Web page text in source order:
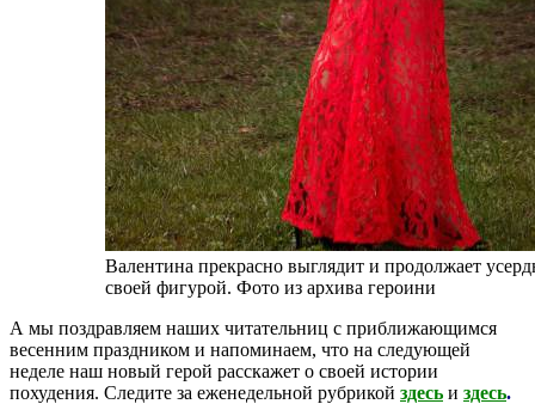
Валентина прекрасно выглядит и продолжает
своей фигурой. Фото из архива героини
А мы поздравляем наших читательниц с приближающимся
весенним праздником и напоминаем, что на следующей
неделе наш новый герой расскажет о своей истории
похудения. Следите за еженедельной рубрикой здесь и здесь.